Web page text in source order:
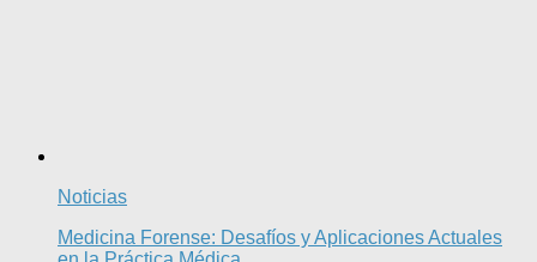
Noticias
Medicina Forense: Desafíos y Aplicaciones Actuales